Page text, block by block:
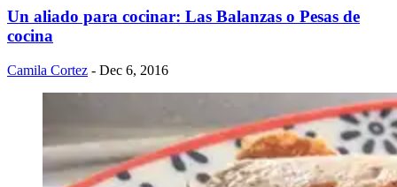
Un aliado para cocinar: Las Balanzas o Pesas de
cocina
Camila Cortez - Dec 6, 2016